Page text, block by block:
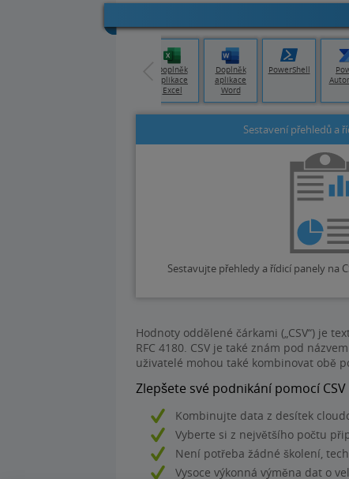
Doplněk
aplikace
Excel
Doplněk
aplikace
Word
PowerShell
Sestavení přehledů a
Sestavujte přehledy a řídicí panely na
Hodnoty oddělené čárkami („CSV“) je
RFC 4180. CSV je také znám pod
uživatelé mohou také kombinovat obě
Zlepšete své podnikání pomocí
Kombinujte data z desítek
Vyberte si z největšího počtu
Není potřeba žádné školení,
Vysoce výkonná výměna dat o